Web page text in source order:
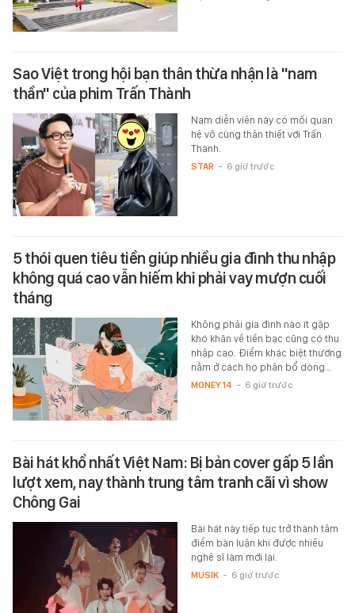
Sao Việt trong hội bạn thân thừa nhận là "nam
thần" của phim Trấn Thành
Nam diễn viên này có mối quan
hệ vô cùng thân thiết với Trấn
Thành.
STAR - 6 giờ trước
5 thói quen tiêu tiền giúp nhiều gia đình thu nhập
không quá cao vẫn hiếm khi phải vay mượn cuối
tháng
Không phải gia đình nào ít gặp
khó khăn về tiền bạc cũng có thu
nhập cao. Điểm khác biệt thường
nằm ở cách họ phân bổ dòng…
MONEY.14 - 6 giờ trước
Bài hát khổ nhất Việt Nam: Bị bản cover gấp 5 lần
lượt xem, nay thành trung tâm tranh cãi vì show
Chông Gai
Bài hát này tiếp tục trở thành tâm
điểm bàn luận khi được nhiều
nghệ sĩ làm mới lại.
MUSIK - 6 giờ trước